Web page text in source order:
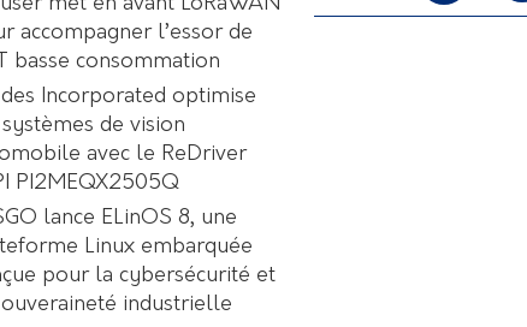
met en avant LoRaWAN
accompagner l’essor de
basse consommation
Incorporated optimise
de vision
avec le ReDriver
PI2MEQX2505Q
lance ELinOS 8, une
Linux embarquée
pour la cybersécurité et
industrielle